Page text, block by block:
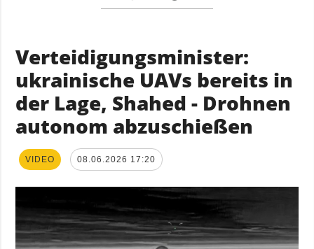
Verteidigungsminister:
ukrainische UAVs bereits in
der Lage, Shahed - Drohnen
autonom abzuschießen
VIDEO 08.06.2026 17:20